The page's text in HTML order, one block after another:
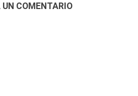
UN COMENTARIO